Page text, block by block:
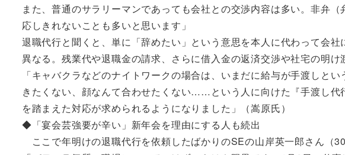
また、普通のサラリーマンであっても会社との交渉内容は多い。非弁
応しきれないことも多いと思います」
退職代行と聞くと、単に「辞めたい」という意思を本人に代わって会
異なる。残業代や退職金の請求、さらに借入金の返済交渉や社宅の明け
「キャバクラなどのナイトワークの場合は、いまだに給与が手渡しと
きたくない、顔なんて合わせたくない……という人に向けた『手渡し代
を踏まえた対応が求められるようになりました」（嵩原氏）
◆「宴会芸強要が辛い」新年会を理由にする人も続出
ここで年明けの退職代行を依頼したばかりのSEの山岸英一郎さん（